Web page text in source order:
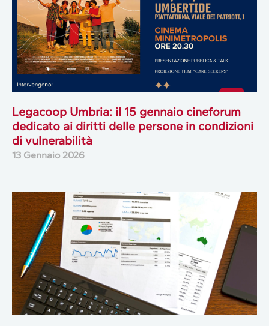
Legacoop Umbria: il 15 gennaio cineforum
dedicato ai diritti delle persone in condizioni
di vulnerabilità
13 Gennaio 2026